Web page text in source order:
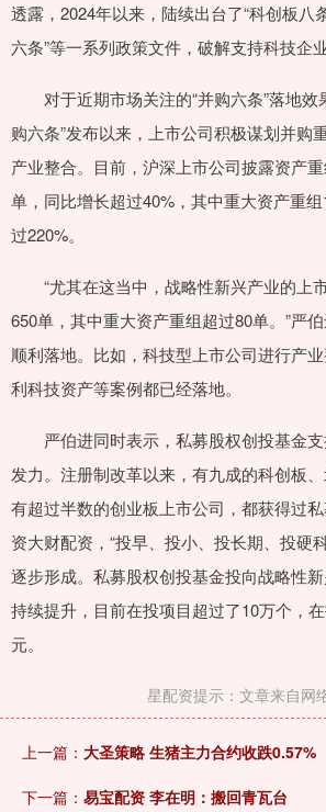
透露，2024年以来，陆续出台了“科创板八
六条”等一系列政策文件，破解支持科技企
对于近期市场关注的“并购六条”落地效
购六条”发布以来，上市公司积极谋划并购
产业整合。目前，沪深上市公司披露资产
单，同比增长超过40%，其中重大资产重
过220%。
“尤其在这当中，战略性新兴产业的上
650单，其中重大资产重组超过80单。”严
顺利落地。比如，科技型上市公司进行产
利科技资产等案例都已经落地。
严伯进同时表示，私募股权创投基金支
发力。注册制改革以来，有九成的科创板
有超过半数的创业板上市公司，都获得过
资大财配资，“投早、投小、投长期、投硬
逐步形成。私募股权创投基金投向战略性
持续提升，目前在投项目超过了10万个，
元。
星配资提示：文章来自网
上一篇： 大圣策略 生猪主力合约收跌0.57%
下一篇： 易宝配资 李在明：搬回青瓦台